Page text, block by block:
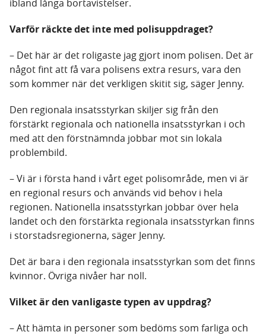
ibland långa bortavistelser.
Varför räckte det inte med polisuppdraget?
– Det här är det roligaste jag gjort inom polisen. Det är
något fint att få vara polisens extra resurs, vara den
som kommer när det verkligen skitit sig, säger Jenny.
Den regionala insatsstyrkan skiljer sig från den
förstärkt regionala och nationella insatsstyrkan i och
med att den förstnämnda jobbar mot sin lokala
problembild.
– Vi är i första hand i vårt eget polisområde, men vi är
en regional resurs och används vid behov i hela
regionen. Nationella insatsstyrkan jobbar över hela
landet och den förstärkta regionala insatsstyrkan finns
i storstadsregionerna, säger Jenny.
Det är bara i den regionala insatsstyrkan som det finns
kvinnor. Övriga nivåer har noll.
Vilket är den vanligaste typen av uppdrag?
– Att hämta in personer som bedöms som farliga och